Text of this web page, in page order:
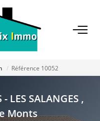
Référence 10052
LES SALANGES ,
Monts